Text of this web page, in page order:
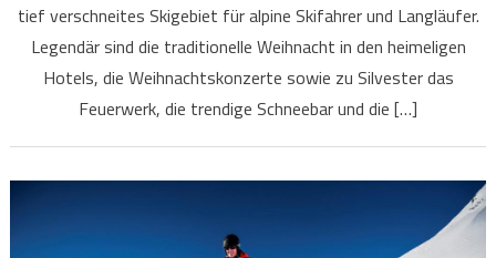
tief verschneites Skigebiet für alpine Skifahrer und Langläufer.
Legendär sind die traditionelle Weihnacht in den heimeligen
Hotels, die Weihnachtskonzerte sowie zu Silvester das
Feuerwerk, die trendige Schneebar und die […]